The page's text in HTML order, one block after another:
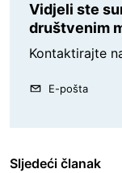
Vidjeli ste
društvenim
Kontaktirajte
E-pošta
Sljedeći članak